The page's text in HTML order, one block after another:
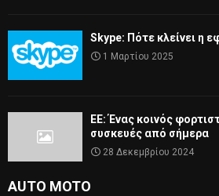
Skype: Πότε κλείνει η
1 Μαρτίου 2025
ΕΕ: Ένας κοινός
συσκευές από σήμερα
28 Δεκεμβρίου 2024
AUTO MOTO